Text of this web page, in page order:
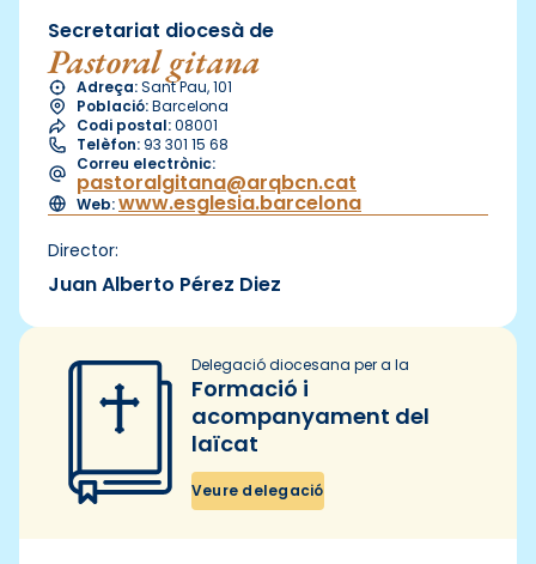
Secretariat diocesà de
Pastoral gitana
Adreça:Sant Pau, 101
Població:Barcelona
Codi postal:08001
Telèfon: 93 301 15 68
Correu electrònic:
pastoralgitana@arqbcn.cat
Web:www.esglesia.barcelona
Director:
Juan Alberto Pérez Diez
Delegació diocesana per a la
Formació i
acompanyament del
laïcat
Veure delegació